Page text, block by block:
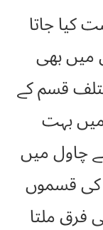
کیا جاتا
میں بھی
قسم کے
بہت
چاول میں
کی قسموں
فرق ملتا